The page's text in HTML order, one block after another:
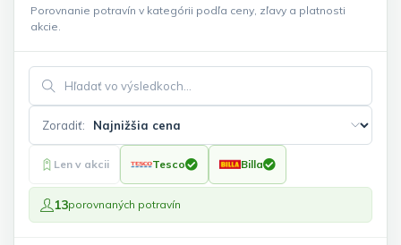
Porovnanie potravín v kategórii podľa ceny, zľavy a platnosti
akcie.
Hľadať vo výsledkoch
Zoradiť:
Len v akcii Tesco Billa
13porovnaných potravín